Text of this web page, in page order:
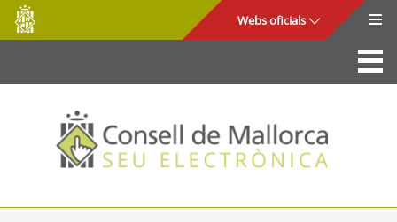
Salta al contingut principal
Consell
de
Mallorca
Webs oficials
La Seu
Consell de Mallorca
Accés i seguretat
Utilitats